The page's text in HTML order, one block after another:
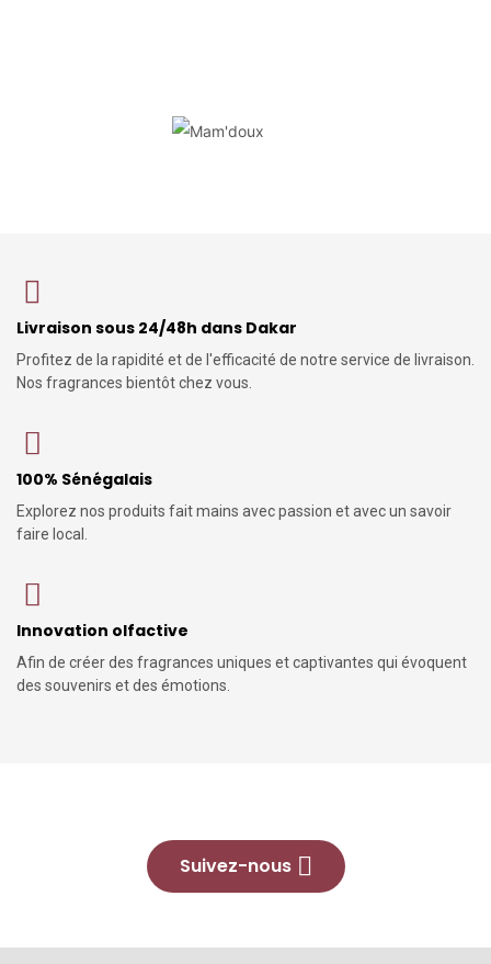
Livraison sous 24/48h dans Dakar
Profitez de la rapidité et de l'efficacité de notre service de livraison.
Nos fragrances bientôt chez vous.
100% Sénégalais
Explorez nos produits fait mains avec passion et avec un savoir
faire local.
Innovation olfactive
Afin de créer des fragrances uniques et captivantes qui évoquent
des souvenirs et des émotions.
Suivez-nous